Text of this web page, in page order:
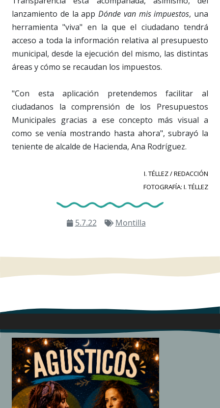
lanzamiento de la app Dónde van mis impuestos, una
herramienta "viva" en la que el ciudadano tendrá
acceso a toda la información relativa al presupuesto
municipal, desde la ejecución del mismo, las distintas
áreas y cómo se recaudan los impuestos.
"Con esta aplicación pretendemos facilitar al
ciudadanos la comprensión de los Presupuestos
Municipales gracias a ese concepto más visual a
como se venía mostrando hasta ahora", subrayó la
teniente de alcalde de Hacienda, Ana Rodríguez.
I. TÉLLEZ / REDACCIÓN
FOTOGRAFÍA: I. TÉLLEZ
5.7.22 Montilla